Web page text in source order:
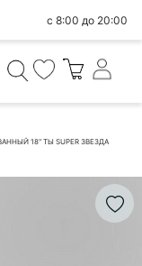
с 8:00 до 20:00
18" ТЫ SUPER ЗВЕЗДА